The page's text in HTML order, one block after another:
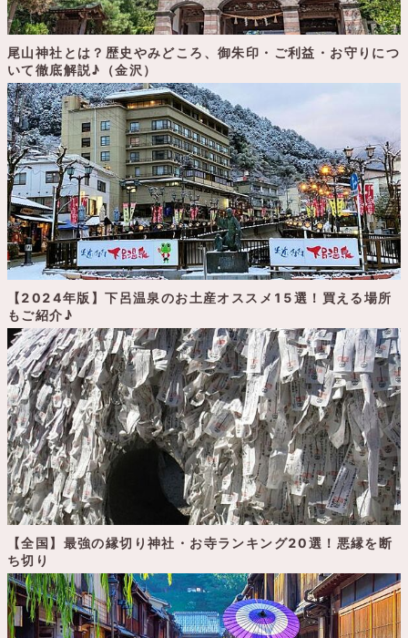
尾山神社とは？歴史やみどころ、御朱印・ご利益・お守りにつ
いて徹底解説♪（金沢）
【2024年版】下呂温泉のお土産オススメ15選！買える場所
もご紹介♪
【全国】最強の縁切り神社・お寺ランキング20選！悪縁を断
ち切り